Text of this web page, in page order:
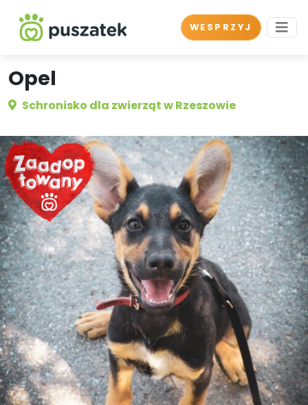
WESPRZYJ
Opel
Schronisko dla zwierząt w Rzeszowie